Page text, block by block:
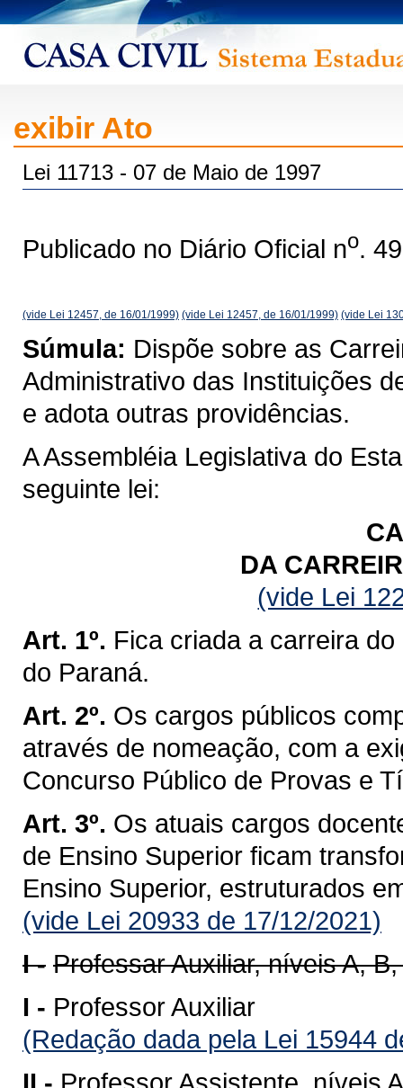
exibir Ato
Lei 11713 - 07 de Maio de 1997
Publicado no Diário Oficial no.
(vide Lei 12457, de 16/01/1999) (vide Lei 12457, de 16/01/1999) (vide Lei
Súmula: Dispõe sobre as
Administrativo das Instituições
e adota outras providências.
A Assembléia Legislativa do
seguinte lei:
DA
(vide Lei
Art. 1º. Fica criada a carreira
do Paraná.
Art. 2º. Os cargos públicos
através de nomeação, com a
Concurso Público de Provas e
Art. 3º. Os atuais cargos
de Ensino Superior ficam
Ensino Superior, estruturados
(vide Lei 20933 de 17/12/2021)
I - Professar Auxiliar, níveis A,
I - Professor Auxiliar
(Redação dada pela Lei 15944
II - Professor Assistente, níveis